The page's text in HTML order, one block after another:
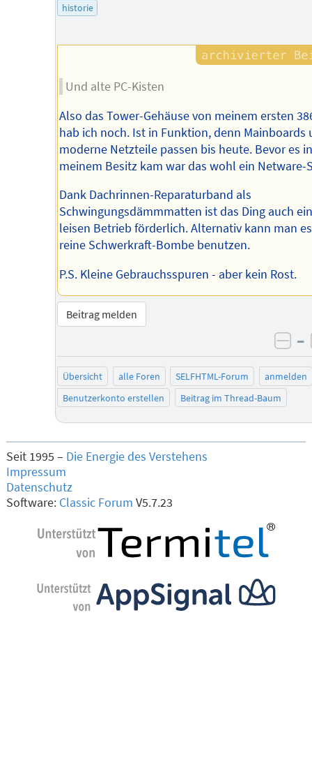
historie
Und alte PC-Kisten
Also das Tower-Gehäuse von meinem ersten
hab ich noch. Ist in Funktion, denn Mainboards
moderne Netzteile passen bis heute. Bevor es in
meinem Besitz kam war das wohl ein Netware-
Dank Dachrinnen-Reparaturband als
Schwingungsdämmmatten ist das Ding auch
leisen Betrieb förderlich. Alternativ kann man
reine Schwerkraft-Bombe benutzen.
P.S. Kleine Gebrauchsspuren - aber kein Rost.
Beitrag melden
–
Übersicht alle Foren SELFHTML-Forum
anmelden
Benutzerkonto erstellen
Beitrag im Thread-Baum
Seit 1995 – Die Energie des Verstehens
Impressum
Datenschutz
Software: Classic Forum V5.7.23